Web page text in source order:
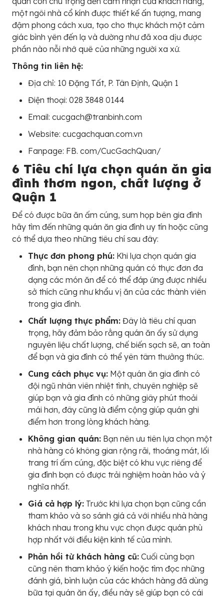
một ngôi nhà cổ kính được thiết kế ấn tượng, mang
đậm phong cách xưa, tạo cho thực khách một cảm
giác bình yên đến lạ và dường như đã xoa dịu được
phần nào nỗi nhớ quê của những người xa xứ.
Thông tin liên hệ:
Địa chỉ: 10 Đặng Tất, P. Tân Định, Quận 1
Điện thoại: 028 3848 0144
Email: cucgach@tranbinh.com
Website: cucgachquan.com.vn
Fanpage: FB. com/CucGachQuan/
6 Tiêu chí lựa chọn quán ăn gia
đình thơm ngon, chất lượng ở
Quận 1
Để có được bữa ăn ấm cúng, sum họp bên gia đình
hãy tìm đến những quán ăn gia đình uy tín hoặc cũng
có thể dựa theo những tiêu chí sau đây:
Thực đơn phong phú: Khi lựa chọn quán gia
đình, bạn nên chọn những quán có thực đơn đa
dạng các món ăn để có thể đáp ứng được nhiều
sở thích cũng như khẩu vị ăn của các thành viên
trong gia đình.
Chất lượng thực phẩm: Đây là tiêu chí quan
trọng, hãy đảm bảo rằng quán ăn ấy sử dụng
nguyên liệu chất lượng, chế biến sạch sẽ, an toàn
để bạn và gia đình có thể yên tâm thưởng thức.
Cung cách phục vụ: Một quán ăn gia đình có
đội ngũ nhân viên nhiệt tình, chuyên nghiệp sẽ
giúp bạn và gia đình có những giây phút thoải
mái hơn, đây cũng là điểm cộng giúp quán ghi
điểm hơn trong lòng khách hàng.
Không gian quán: Bạn nên ưu tiên lựa chọn một
nhà hàng có không gian rộng rãi, thoáng mát, lối
trang trí ấm cúng, đặc biệt có khu vực riêng để
gia đình bạn có được trải nghiệm hoàn hảo và ý
nghĩa nhất.
Giá cả hợp lý: Trước khi lựa chọn bạn cũng cần
tham khảo và so sánh giá cả với nhiều nhà hàng
khách nhau trong khu vực chọn được quán phù
hợp nhất với điều kiện kinh tế của mình.
Phản hồi từ khách hàng cũ: Cuối cùng bạn
cũng nên tham khảo ý kiến hoặc tìm đọc những
đánh giá, bình luận của các khách hàng đã dùng
bữa tại quán ăn ấy, điều này sẽ giúp bạn có cái